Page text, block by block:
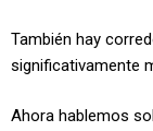
También hay
significativamente
Ahora hablemos